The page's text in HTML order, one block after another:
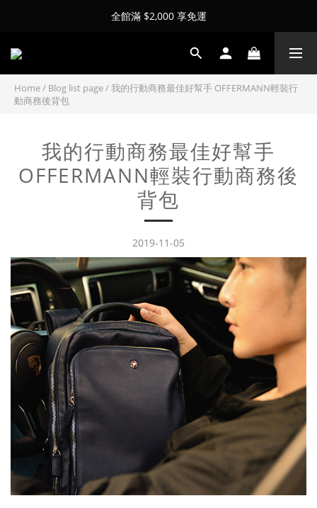
全館滿 $2,000 享免運
Home/ Blog list page/我的行動商務最佳好幫手 OFFERMANN輕裝行
動商務後背包
我的行動商務最佳好幫手
OFFERMANN輕裝行動商務後
背包
2019-11-05